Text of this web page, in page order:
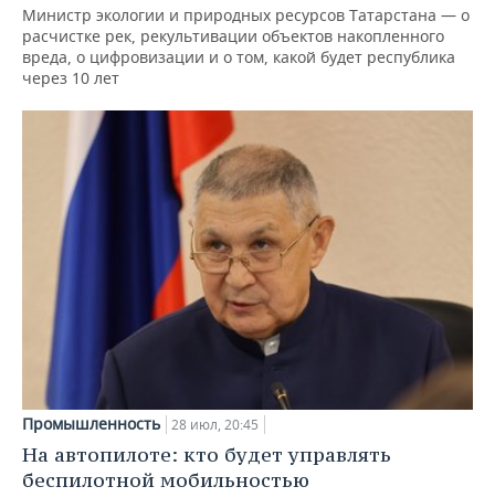
Министр экологии и природных ресурсов Татарстана — о
расчистке рек, рекультивации объектов накопленного
вреда, о цифровизации и о том, какой будет республика
через 10 лет
Промышленность 28 июл, 20:45
На автопилоте: кто будет управлять
беспилотной мобильностью